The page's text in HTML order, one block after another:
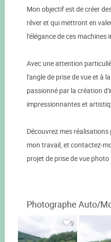
Mon objectif est de créer
rêver et qui mettront en
l'élégance de ces machines
Avec une attention
l'angle de prise de vue et à
passionné par la création
impressionnantes et
Découvrez mes
mon travail, et contactez-
projet de prise de vue
Photographe Auto/
0